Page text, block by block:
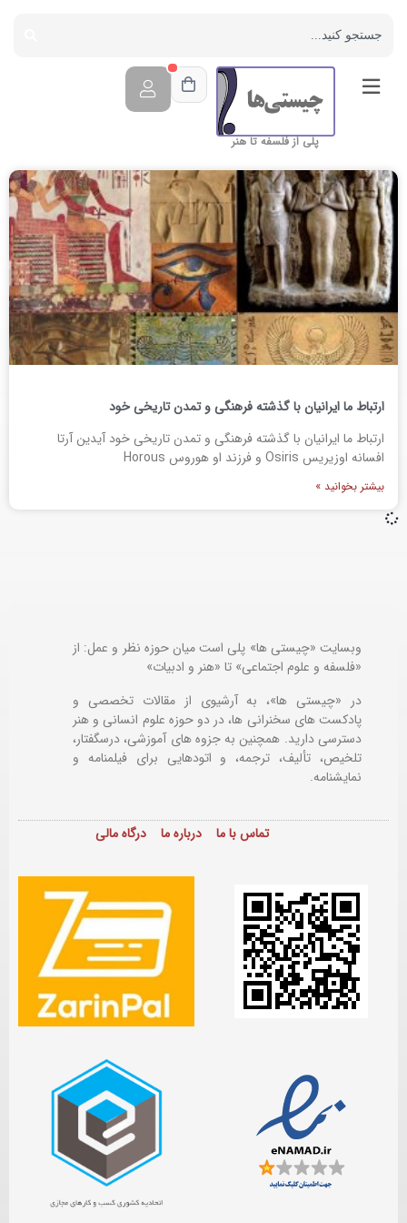
پلی از فلسفه تا هنر
ارتباط ما ایرانیان با گذشته فرهنگی و تمدن تاریخی خود
ارتباط ما ایرانیان با گذشته فرهنگی و تمدن تاریخی خود آیدین آرتا
افسانه اوزیریس Osiris و فرزند او هوروس Horous
بیشتر بخوانید »
وبسایت «چیستی ها» پلی است میان حوزه نظر و عمل: از
«فلسفه و علوم اجتماعی» تا «هنر و ادبیات»
در «چیستی ها»، به آرشیوی از مقالات تخصصی و
پادکست های سخنرانی ها، در دو حوزه علوم انسانی و هنر
دسترسی دارید. همچنین به جزوه های آموزشی، درسگفتار،
تلخیص، تألیف، ترجمه، و اتودهایی برایفیلمنامه و
نمایشنامه.
تماس با ما درباره ما درگاه مالی